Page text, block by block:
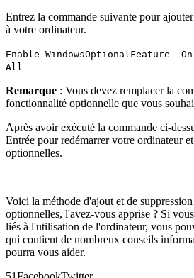
Entrez la commande suivante pour
à votre ordinateur.
Enable-WindowsOptionalFeature -
All
Remarque : Vous devez remplacer la
fonctionnalité optionnelle que vous
Après avoir exécuté la commande ci-
Entrée pour redémarrer votre ordinateur
optionnelles.
Voici la méthode d'ajout et de
optionnelles, l'avez-vous apprise ? Si
liés à l'utilisation de l'ordinateur, vous
qui contient de nombreux conseils
pourra vous aider.